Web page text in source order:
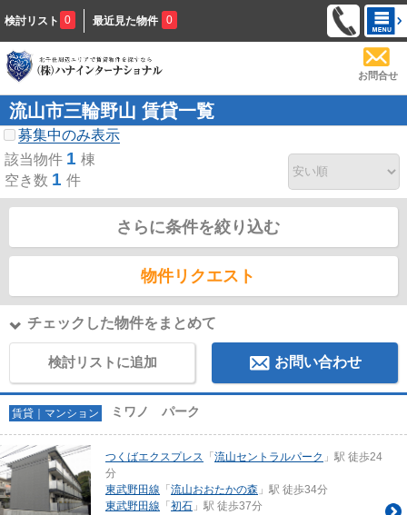
検討リスト 0 最近見た物件 0
お問合せ
流山市三輪野山 賃貸一覧
募集中のみ表示
該当物件 1 棟
空き数 1 件
さらに条件を絞り込む
物件リクエスト
チェックした物件をまとめて
検討リストに追加 お問い合わせ
賃貸｜マンション ミワノ パーク
つくばエクスプレス 「 流山セントラルパーク 」駅 徒歩24
分
東武野田線 「 流山おおたかの森 」駅 徒歩34分
東武野田線 「 初石 」駅 徒歩37分